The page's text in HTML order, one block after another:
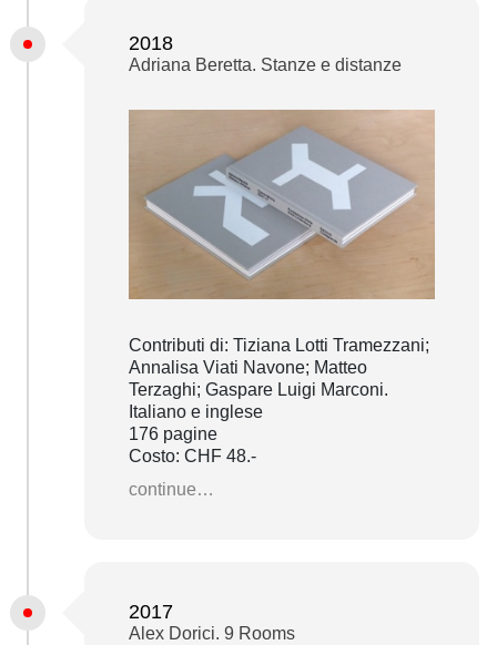
2018
Adriana Beretta. Stanze e distanze
Contributi di: Tiziana Lotti Tramezzani;
Annalisa Viati Navone; Matteo
Terzaghi; Gaspare Luigi Marconi.
Italiano e inglese
176 pagine
Costo: CHF 48.-
continue…
2017
Alex Dorici. 9 Rooms